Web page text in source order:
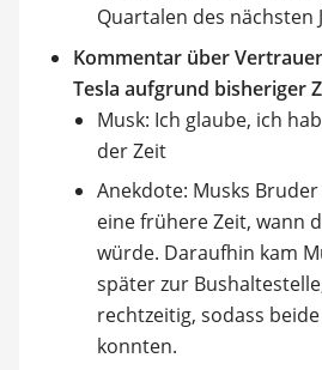
Quartalen des nächsten
Kommentar über
Tesla aufgrund bisheriger
Musk: Ich glaube, ich
der Zeit
Anekdote: Musks
eine frühere Zeit, wann
würde. Daraufhin kam
später zur
rechtzeitig, sodass
konnten.